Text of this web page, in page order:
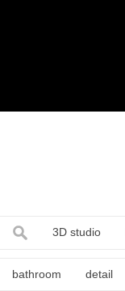
3D studio
bathroom detail